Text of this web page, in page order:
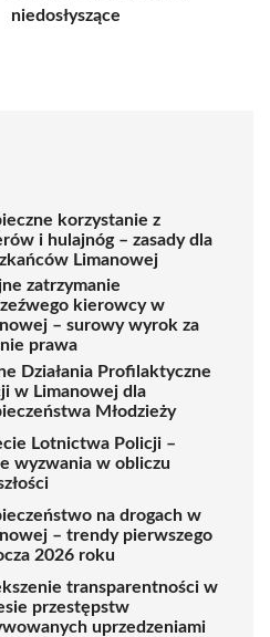
niedosłyszące
korzystanie z
i hulajnóg – zasady dla
Limanowej
zatrzymanie
kierowcy w
– surowy wyrok za
prawa
Działania Profilaktyczne
w Limanowej dla
Młodzieży
Lotnictwa Policji –
wyzwania w obliczu
na drogach w
– trendy pierwszego
2026 roku
transparentności w
przestępstw
uprzedzeniami